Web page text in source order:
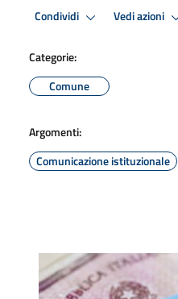
Condividi Vedi azioni
Categorie:
Comune
Argomenti:
Comunicazione istituzionale